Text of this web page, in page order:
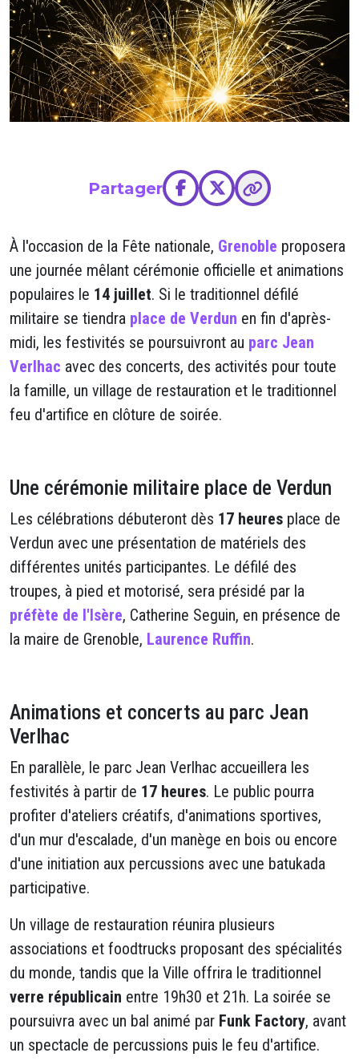
Partager
À l'occasion de la Fête nationale, Grenoble proposera
une journée mêlant cérémonie officielle et animations
populaires le 14 juillet. Si le traditionnel défilé
militaire se tiendra place de Verdun en fin d'après-
midi, les festivités se poursuivront au parc Jean
Verlhac avec des concerts, des activités pour toute
la famille, un village de restauration et le traditionnel
feu d'artifice en clôture de soirée.
Une cérémonie militaire place de Verdun
Les célébrations débuteront dès 17 heures place de
Verdun avec une présentation de matériels des
différentes unités participantes. Le défilé des
troupes, à pied et motorisé, sera présidé par la
préfète de l'Isère, Catherine Seguin, en présence de
la maire de Grenoble, Laurence Ruffin.
Animations et concerts au parc Jean
Verlhac
En parallèle, le parc Jean Verlhac accueillera les
festivités à partir de 17 heures. Le public pourra
profiter d'ateliers créatifs, d'animations sportives,
d'un mur d'escalade, d'un manège en bois ou encore
d'une initiation aux percussions avec une batukada
participative.
Un village de restauration réunira plusieurs
associations et foodtrucks proposant des spécialités
du monde, tandis que la Ville offrira le traditionnel
verre républicain entre 19h30 et 21h. La soirée se
poursuivra avec un bal animé par Funk Factory, avant
un spectacle de percussions puis le feu d'artifice.